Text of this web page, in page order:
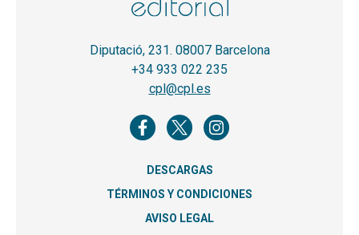
Diputació, 231. 08007 Barcelona
+34 933 022 235
cpl@cpl.es
DESCARGAS
TÉRMINOS Y CONDICIONES
AVISO LEGAL